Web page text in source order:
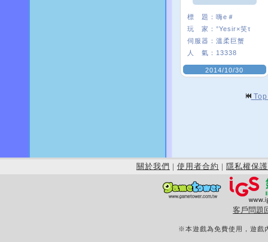
標 題： 嗨e＃
玩 家： °Yesir×笑τ
伺服器： 溫柔巨蟹
人 氣： 13338
2014/10/30
關於我們 | 使用者合約 | 隱私權保護
客戶問題
※本遊戲為免費使用，遊戲